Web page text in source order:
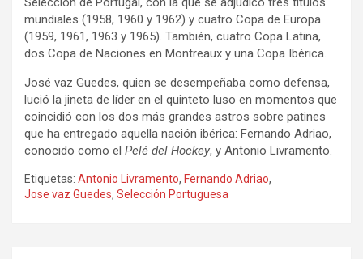
mundiales (1958, 1960 y 1962) y cuatro Copa de Europa
(1959, 1961, 1963 y 1965). También, cuatro Copa Latina,
dos Copa de Naciones en Montreaux y una Copa Ibérica.
José vaz Guedes, quien se desempeñaba como defensa,
lució la jineta de líder en el quinteto luso en momentos que
coincidió con los dos más grandes astros sobre patines
que ha entregado aquella nación ibérica: Fernando Adriao,
conocido como el Pelé del Hockey, y Antonio Livramento.
Etiquetas: Antonio Livramento, Fernando Adriao,
Jose vaz Guedes, Selección Portuguesa